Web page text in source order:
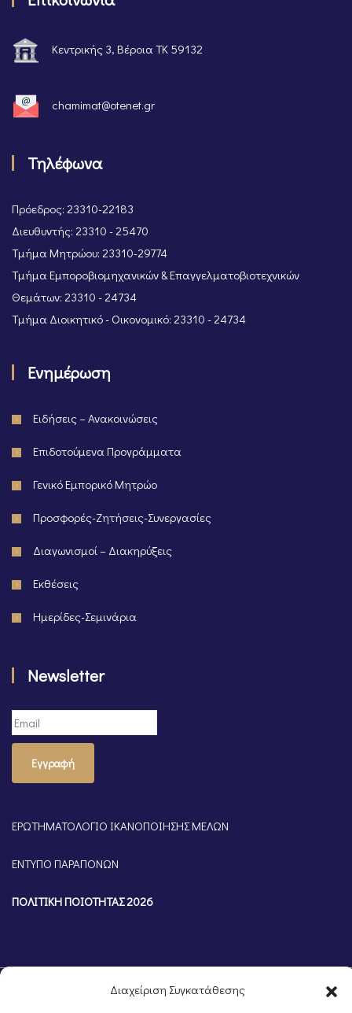
Διαχείριση Συγκατάθεσης
Κεντρικής 3, Βέροια ΤΚ 59132
chamimat@otenet.gr
Τηλέφωνα
Πρόεδρος: 23310-22183
Διευθυντής: 23310 - 25470
Τμήμα Μητρώου: 23310-29774
Τμήμα Εμποροβιομηχανικών & Επαγγελματοβιοτεχνικών
Θεμάτων: 23310 - 24734
Τμήμα Διοικητικό - Οικονομικό: 23310 - 24734
Ενημέρωση
Ειδήσεις – Ανακοινώσεις
Επιδοτούμενα Προγράμματα
Γενικό Εμπορικό Μητρώο
Προσφορές-Ζητήσεις-Συνεργασίες
Διαγωνισμοί – Διακηρύξεις
Εκθέσεις
Ημερίδες-Σεμινάρια
Newsletter
Εγγραφή
ΕΡΩΤΗΜΑΤΟΛΟΓΙΟ ΙΚΑΝΟΠΟΙΗΣΗΣ ΜΕΛΩΝ
ΕΝΤΥΠΟ ΠΑΡΑΠΟΝΩΝ
ΠΟΛΙΤΙΚΗ ΠΟΙΟΤΗΤΑΣ 2026